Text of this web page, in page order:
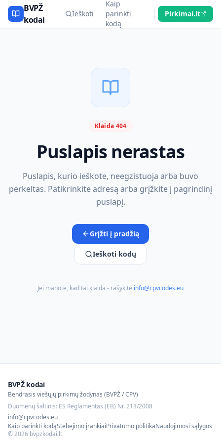
BVPŽ
kodai
Ieškoti
Kaip
parinkti
kodą
Pirkimai.lt
Klaida 404
Puslapis nerastas
Puslapis, kurio ieškote, neegzistuoja arba buvo
perkeltas. Patikrinkite adresą arba grįžkite į pagrindinį
puslapį.
Grįžti į pradžią
Ieškoti kodų
Jei manote, kad tai klaida - rašykite info@cpvcodes.eu
BVPŽ kodai
Bendrasis viešųjų pirkimų žodynas (BVPŽ / CPV)
Duomenų šaltinis: ES Reglamentas (EB) Nr. 213/2008
info@cpvcodes.eu
Kaip parinkti kodąStebėjimo įrankiaiPrivatumo politikaNaudojimosi sąlygos
©2026 bvpzkodai.lt